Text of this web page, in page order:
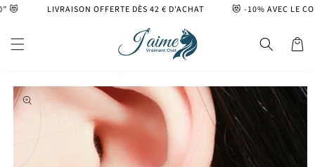
passer
contenu
LIVRAISON OFFERTE DÈS 42 € D'ACHAT 😻 -10% AVEC LE
Panier
Passer aux
informations
produits